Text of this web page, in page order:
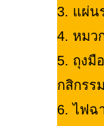
3. แผ่น
4. หมว
5. ถุงมื
กสิกรรม
6. ไฟฉ